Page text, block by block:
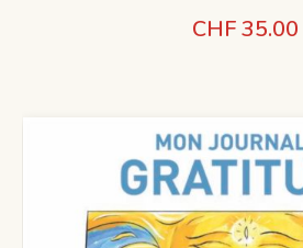
CHF 35.00